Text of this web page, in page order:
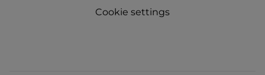
Cookie settings